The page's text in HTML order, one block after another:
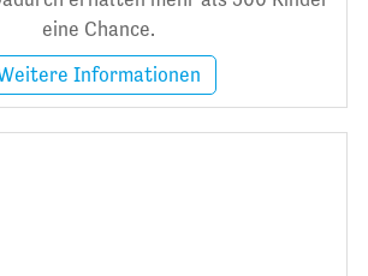
eine Chance.
Informationen